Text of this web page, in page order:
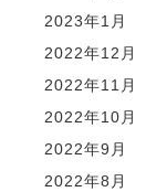
2023年1月
2022年12月
2022年11月
2022年10月
2022年9月
2022年8月